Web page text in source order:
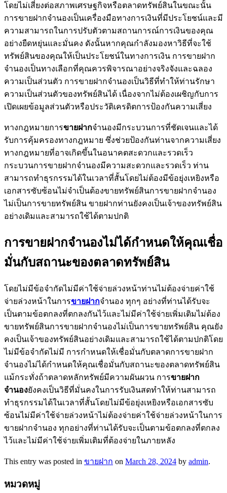
โดยไม่เสี่ยงต่อสภาพเศรษฐกิจหรือตลาดทรัพย์สินในขณะนั้น
การขายฝากจำนองเป็นเครื่องมือทางการเงินที่มีประโยชน์และมี
ความสามารถในการปรับตัวตามสถานการณ์การเงินของคุณ
อย่างยืดหยุ่นและมั่นคง ดังนั้นหากคุณกำลังมองหาวิธีที่จะใช้
ทรัพย์สินของคุณให้เป็นประโยชน์ในทางการเงิน การขายฝาก
จำนองเป็นทางเลือกที่คุณควรพิจารณาอย่างจริงจังและฉลอง
ความเป็นส่วนตัว การขายฝากจำนองเป็นวิธีที่ทำให้ท่านรักษา
ความเป็นส่วนตัวของทรัพย์สินได้ เนื่องจากไม่ต้องเผชิญกับการ
เปิดเผยข้อมูลส่วนตัวหรือประวัติเครดิตการป้องกันความเสี่ยง
ทางกฎหมายการขายฝากจำนองมีกระบวนการที่ชัดเจนและได้
รับการคุ้มครองทางกฎหมาย ซึ่งช่วยป้องกันท่านจากความเสี่ยง
ทางกฎหมายที่อาจเกิดขึ้นในอนาคตสะดวกและรวดเร็ว
กระบวนการขายฝากจำนองมีความสะดวกและรวดเร็ว ท่าน
สามารถทำธุรกรรมได้ในเวลาที่สั้นโดยไม่ต้องมีข้อยุ่งเหยิงหรือ
เอกสารซับซ้อนไม่จำเป็นต้องขายทรัพย์สินการขายฝากจำนอง
ไม่เป็นการขายทรัพย์สิน ขายฝากท่านยังคงเป็นเจ้าของทรัพย์สิน
อย่างเดิมและสามารถใช้ได้ตามปกติ
การขายฝากจำนองไม่ได้กำหนดให้คุณเชื่อ
มั่นกับสถานะของตลาดทรัพย์สิน
โดยไม่มีข้อจำกัดไม่มีค่าใช้จ่ายล่วงหน้าท่านไม่ต้องจ่ายค่าใช้
จ่ายล่วงหน้าในการขายฝากจำนอง ทุกๆ อย่างที่ท่านได้รับจะ
เป็นตามข้อตกลงที่ตกลงกันไว้และไม่มีค่าใช้จ่ายเพิ่มเติมไม่ต้อง
ขายทรัพย์สินการขายฝากจำนองไม่เป็นการขายทรัพย์สิน คุณยัง
คงเป็นเจ้าของทรัพย์สินอย่างเดิมและสามารถใช้ได้ตามปกติโดย
ไม่มีข้อจำกัดไม่มี การกำหนดให้เชื่อมั่นกับตลาดการขายฝาก
จำนองไม่ได้กำหนดให้คุณเชื่อมั่นกับสถานะของตลาดทรัพย์สิน
แม้กระทั่งถ้าตลาดหลักทรัพย์มีความผันผวน การขายฝาก
จำนองยังคงเป็นวิธีที่มั่นคงในการรับเงินสดทำให้ท่านสามารถ
ทำธุรกรรมได้ในเวลาที่สั้นโดยไม่มีข้อยุ่งเหยิงหรือเอกสารซับ
ซ้อนไม่มีค่าใช้จ่ายล่วงหน้าไม่ต้องจ่ายค่าใช้จ่ายล่วงหน้าในการ
ขายฝากจำนอง ทุกอย่างที่ท่านได้รับจะเป็นตามข้อตกลงที่ตกลง
ไว้และไม่มีค่าใช้จ่ายเพิ่มเติมที่ต้องจ่ายในภายหลัง
This entry was posted in ขายฝาก on March 28, 2024 by admin.
หมวดหมู่